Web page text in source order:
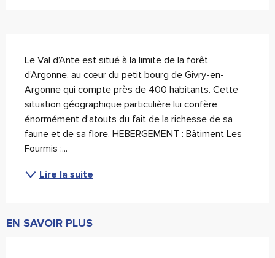
Le Val d’Ante est situé à la limite de la forêt
d’Argonne, au cœur du petit bourg de Givry-en-
Argonne qui compte près de 400 habitants. Cette
situation géographique particulière lui confère
énormément d’atouts du fait de la richesse de sa
faune et de sa flore. HEBERGEMENT : Bâtiment Les
Fourmis :...
Lire la suite
EN SAVOIR PLUS